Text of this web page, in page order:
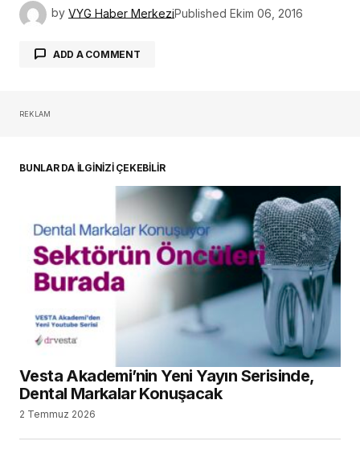
by VYG Haber MerkeziPublished Ekim 06, 2016
ADD A COMMENT
REKLAM
BUNLAR DA İLGİNİZİ ÇEKEBİLİR
Vesta Akademi’nin Yeni Yayın Serisinde,
Dental Markalar Konuşacak
2 Temmuz 2026